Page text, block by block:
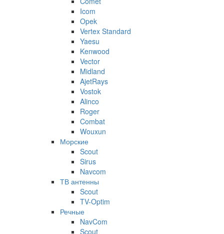
Icom
Opek
Vertex Standard
Yaesu
Kenwood
Vector
Midland
AjetRays
Vostok
Alinco
Roger
Combat
Wouxun
Морские
Scout
Sirus
Navcom
ТВ антенны
Scout
TV-Optim
Речные
NavCom
Scout